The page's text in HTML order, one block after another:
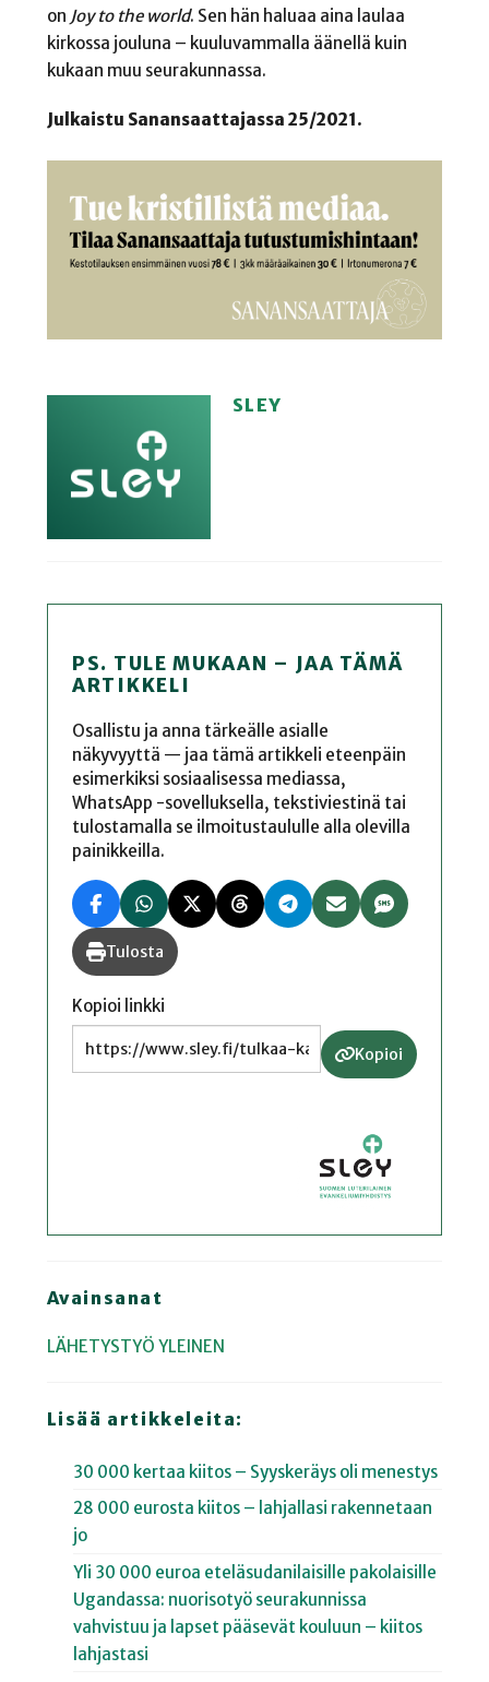
on Joy to the world. Sen hän haluaa aina laulaa
kirkossa jouluna – kuuluvammalla äänellä kuin
kukaan muu seurakunnassa.
Julkaistu Sanansaattajassa 25/2021.
SLEY
PS. TULE MUKAAN – JAA TÄMÄ
ARTIKKELI
Osallistu ja anna tärkeälle asialle
näkyvyyttä — jaa tämä artikkeli eteenpäin
esimerkiksi sosiaalisessa mediassa,
WhatsApp -sovelluksella, tekstiviestinä tai
tulostamalla se ilmoitustaululle alla olevilla
painikkeilla.
Tulosta
Kopioi linkki
Kopioi
Avainsanat
LÄHETYSTYÖ YLEINEN
Lisää artikkeleita:
30 000 kertaa kiitos – Syyskeräys oli menestys
28 000 eurosta kiitos – lahjallasi rakennetaan
jo
Yli 30 000 euroa eteläsudanilaisille pakolaisille
Ugandassa: nuorisotyö seurakunnissa
vahvistuu ja lapset pääsevät kouluun – kiitos
lahjastasi